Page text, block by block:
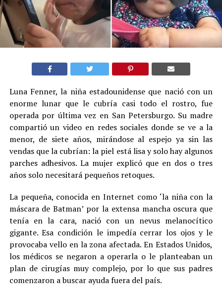
Luna Fenner, la niña estadounidense que nació con un
enorme lunar que le cubría casi todo el rostro, fue
operada por última vez en San Petersburgo. Su madre
compartió un video en redes sociales donde se ve a la
menor, de siete años, mirándose al espejo ya sin las
vendas que la cubrían: la piel está lisa y solo hay algunos
parches adhesivos. La mujer explicó que en dos o tres
años solo necesitará pequeños retoques.
La pequeña, conocida en Internet como ‘la niña con la
máscara de Batman’ por la extensa mancha oscura que
tenía en la cara, nació con un nevus melanocítico
gigante. Esa condición le impedía cerrar los ojos y le
provocaba vello en la zona afectada. En Estados Unidos,
los médicos se negaron a operarla o le planteaban un
plan de cirugías muy complejo, por lo que sus padres
comenzaron a buscar ayuda fuera del país.